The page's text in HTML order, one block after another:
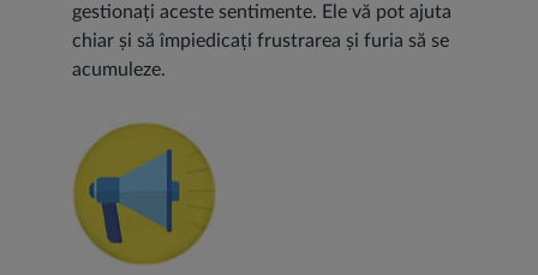
gestionați aceste sentimente. Ele vă pot ajuta
chiar și să împiedicați frustrarea și furia să se
acumuleze.